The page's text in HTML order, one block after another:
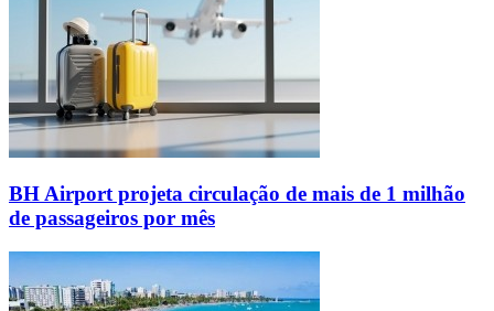
BH Airport projeta circulação de mais de 1 milhão
de passageiros por mês